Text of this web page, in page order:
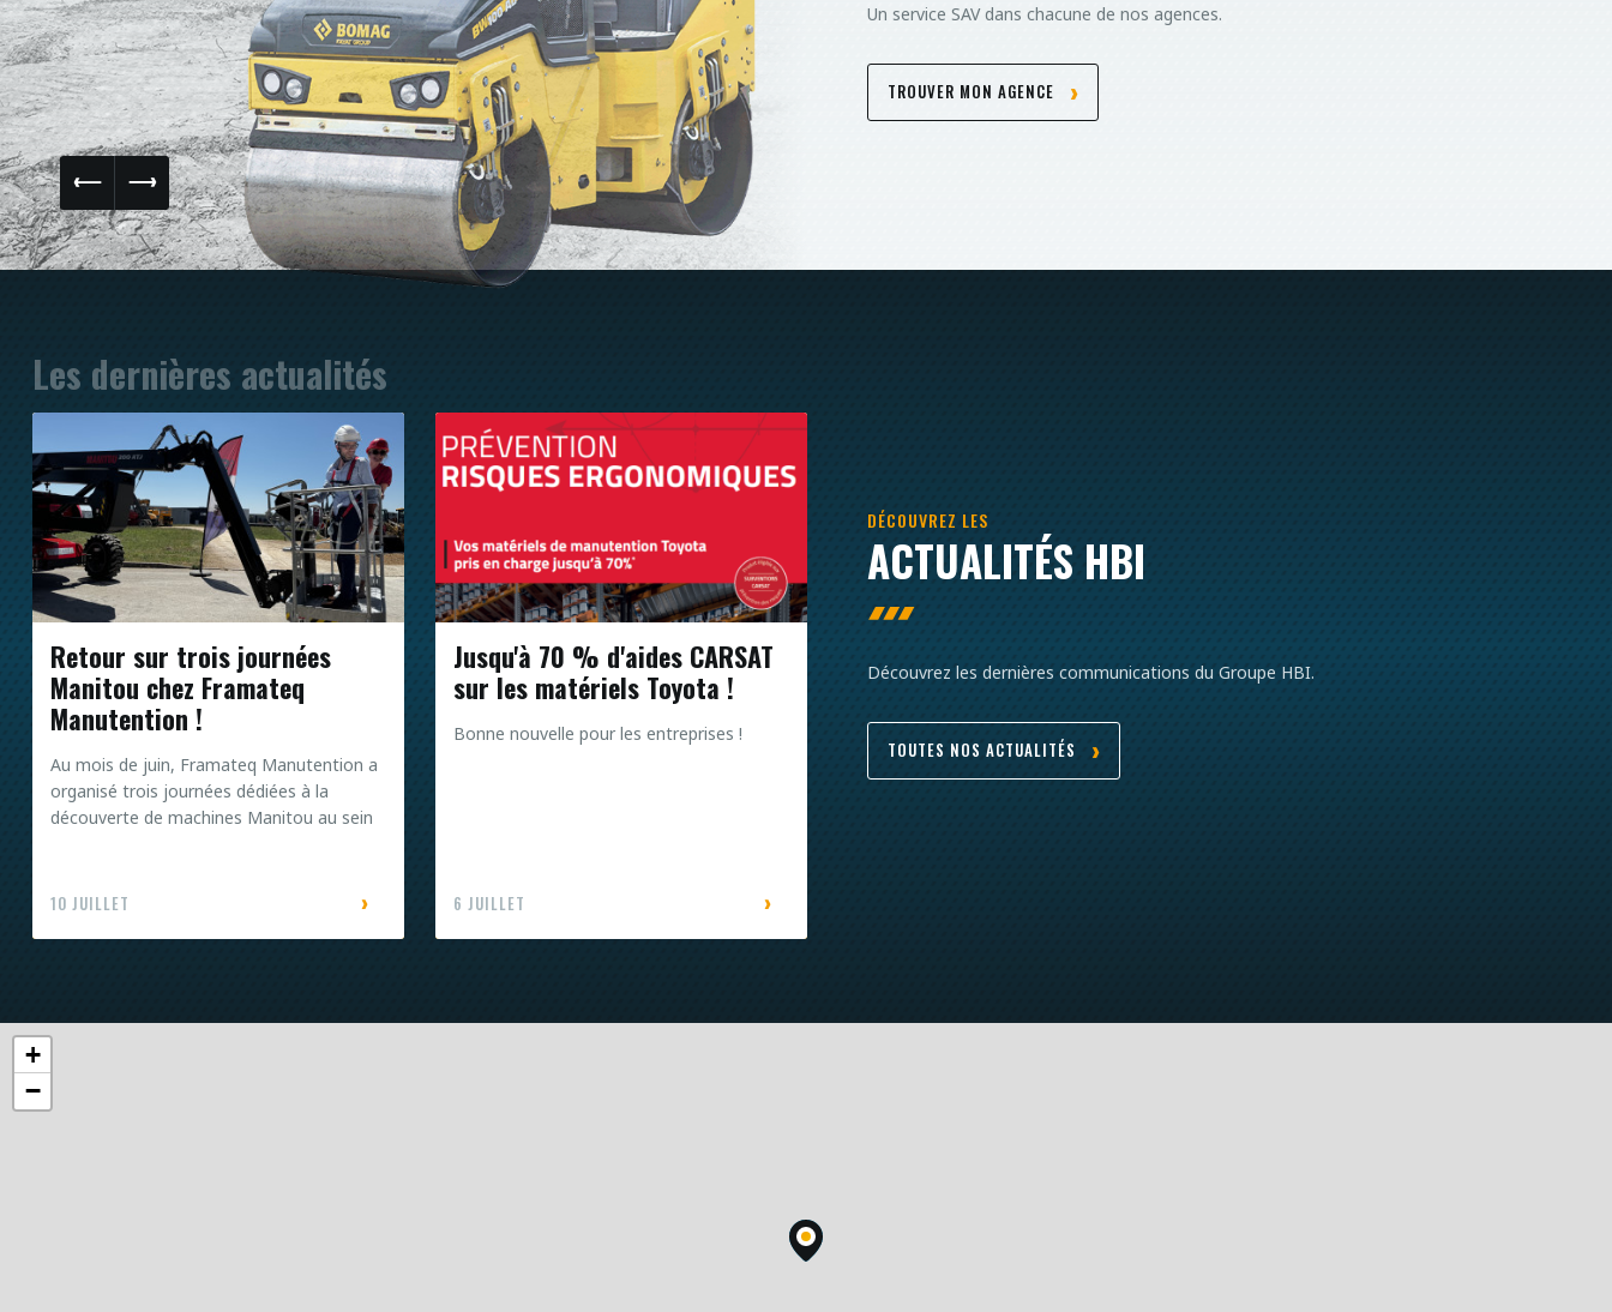
Un service SAV dans chacune de nos agences.
TROUVER MON AGENCE
DÉCOUVREZ LES
ACTUALITÉS HBI
Découvrez les dernières communications du Groupe HBI.
TOUTES NOS ACTUALITÉS
Les dernières actualités
Retour sur trois journées
Manitou chez Framateq
Manutention !
Au mois de juin, Framateq Manutention a
organisé trois journées dédiées à la
découverte de machines Manitou au sein
10 JUILLET
Jusqu'à 70 % d'aides CARSAT
sur les matériels Toyota !
Bonne nouvelle pour les entreprises !
6 JUILLET
+
−